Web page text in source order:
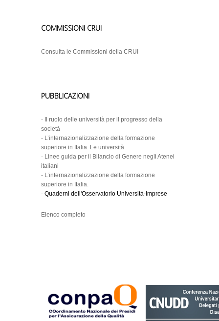
COMMISSIONI CRUI
Consulta le Commissioni della CRUI
PUBBLICAZIONI
-
Il ruolo delle università per il progresso della
società
- L’internazionalizzazione della formazione
superiore in Italia. Le università
- Linee guida per il Bilancio di Genere negli Atenei
italiani
- L’internazionalizzazione della formazione
superiore in Italia.
- Quaderni dell'Osservatorio Università-Imprese
Elenco completo